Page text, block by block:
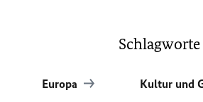
Schlagworte
Europa Kultur und